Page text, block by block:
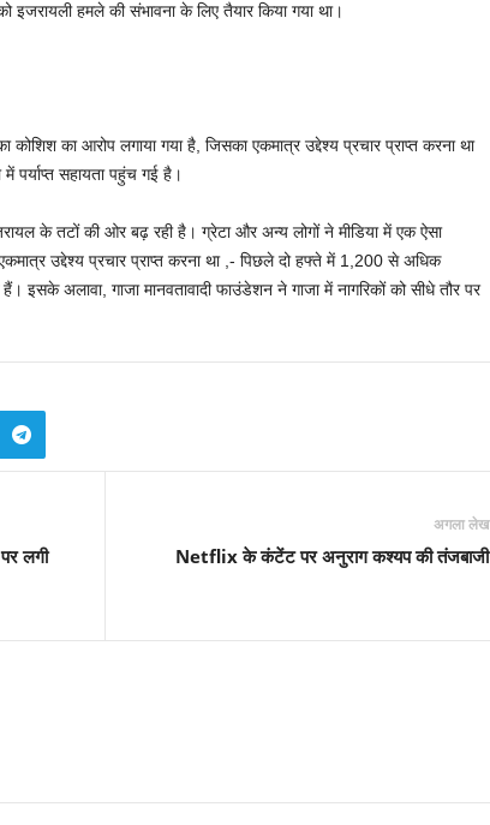
हमले की संभावना के लिए तैयार किया गया था।
कोशिश का आरोप लगाया गया है, जिसका एकमात्र उद्देश्य प्रचार प्राप्त करना था
पर्याप्त सहायता पहुंच गई है।
के तटों की ओर बढ़ रही है। ग्रेटा और अन्य लोगों ने मीडिया में एक ऐसा
उद्देश्य प्रचार प्राप्त करना था ,- पिछले दो हफ्ते में 1,200 से अधिक
अलावा, गाजा मानवतावादी फाउंडेशन ने गाजा में नागरिकों को सीधे तौर पर
लगी
अगला लेख
Netflix के कंटेंट पर अनुराग कश्यप की तंजबाजी